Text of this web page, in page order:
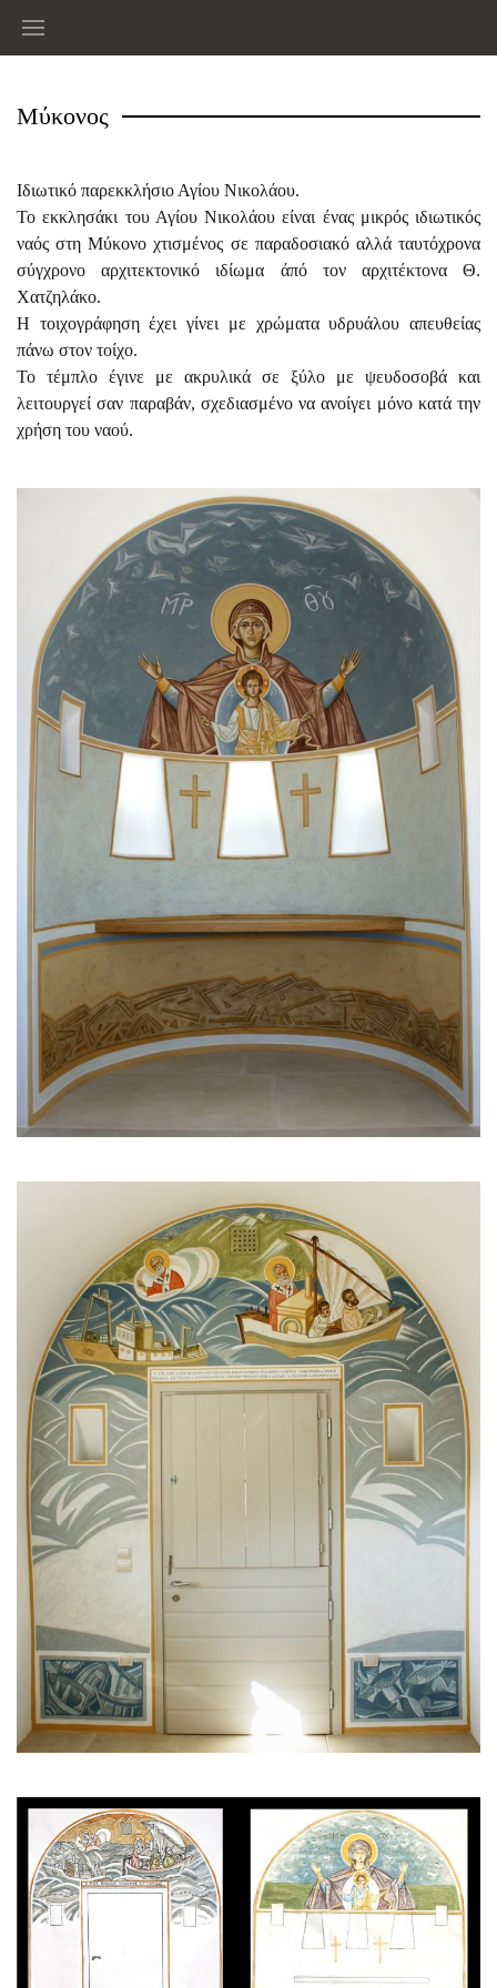
Μύκονος
Ιδιωτικό παρεκκλήσιο Αγίου Νικολάου.
Το εκκλησάκι του Αγίου Νικολάου είναι ένας μικρός ιδιωτικός
ναός στη Μύκονο χτισμένος σε παραδοσιακό αλλά ταυτόχρονα
σύγχρονο αρχιτεκτονικό ιδίωμα άπό τον αρχιτέκτονα Θ.
Χατζηλάκο.
Η τοιχογράφηση έχει γίνει με χρώματα υδρυάλου απευθείας
πάνω στον τοίχο.
Το τέμπλο έγινε με ακρυλικά σε ξύλο με ψευδοσοβά και
λειτουργεί σαν παραβάν, σχεδιασμένο να ανοίγει μόνο κατά την
χρήση του ναού.